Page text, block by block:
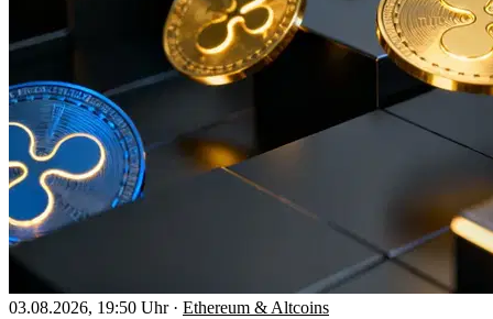
03.08.2026, 19:50 Uhr · Ethereum & Altcoins